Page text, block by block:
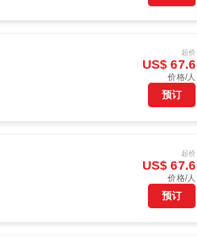
起价
US$ 67.6
价格/人
预订
起价
US$ 67.6
价格/人
预订